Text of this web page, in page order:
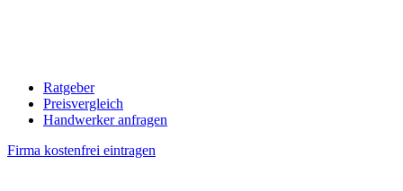
Ratgeber
Preisvergleich
Handwerker anfragen
Firma kostenfrei eintragen